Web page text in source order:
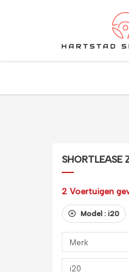
4.5 /
10+ jaar
SHORTLEASE
2 Voertuigen
Model : i20
Merk
i20